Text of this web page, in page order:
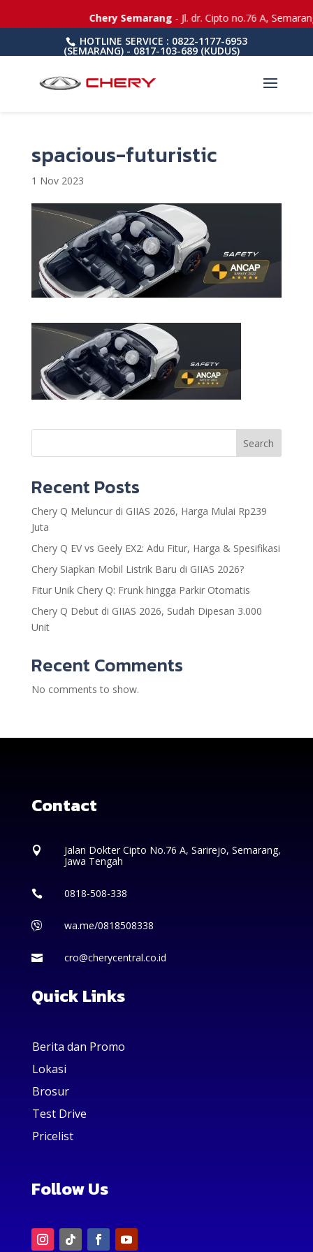
HOTLINE SERVICE : 0822-1177-6953
(SEMARANG) - 0817-103-689 (KUDUS)
spacious-futuristic
1 Nov 2023
Chery Semarang- Jl. dr. Cipto no.76 A,
Search
Recent Posts
Chery Q Meluncur di GIIAS 2026, Harga Mulai Rp239
Juta
Chery Q EV vs Geely EX2: Adu Fitur, Harga & Spesifikasi
Chery Siapkan Mobil Listrik Baru di GIIAS 2026?
Fitur Unik Chery Q: Frunk hingga Parkir Otomatis
Chery Q Debut di GIIAS 2026, Sudah Dipesan 3.000
Unit
Recent Comments
No comments to show.
Contact

Jalan Dokter Cipto No.76 A, Sarirejo, Semarang,
Jawa Tengah
 0818-508-338
 wa.me/0818508338
 cro@cherycentral.co.id
Quick Links
Berita dan Promo
Lokasi
Brosur
Test Drive
Pricelist
Follow Us